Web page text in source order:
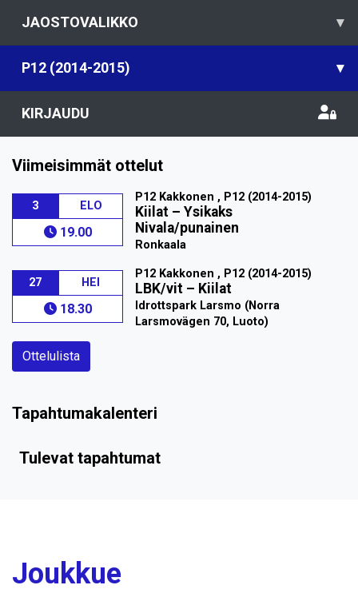
JAOSTOVALIKKO ▾
P12 (2014-2015) ▾
KIRJAUDU
Viimeisimmät ottelut
3 ELO
19.00
P12 Kakkonen , P12 (2014-2015)
Kiilat –Ysikaks
Nivala/punainen
Ronkaala
27 HEI
18.30
P12 Kakkonen , P12 (2014-2015)
LBK/vit – Kiilat
Idrottspark Larsmo (Norra
Larsmovägen 70, Luoto)
Ottelulista
Tapahtumakalenteri
Tulevat tapahtumat
Joukkue